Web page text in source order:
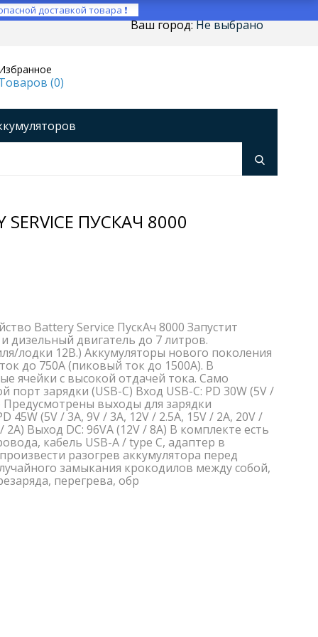
доставкой товара ❗
Ваш город:Не выбрано
(0)
ПУСКАЧ 8000
Battery Service ПускАч 8000 Запустит
дизельный двигатель до 7 литров.
лодки 12В.) Аккумуляторы нового поколения
до 750A (пиковый ток до 1500А). В
ячейки с высокой отдачей тока. Само
порт зарядки (USB-C) Вход USB-C: PD 30W (5V /
Предусмотрены выходы для зарядки
45W (5V / 3A, 9V / 3A, 12V / 2.5A, 15V / 2A, 20V /
2A) Выход DC: 96VA (12V / 8A) В комплекте есть
кабель USB-A / type C, адаптер в
разогрев аккумулятора перед
замыкания крокодилов между собой,
перегрева, обр